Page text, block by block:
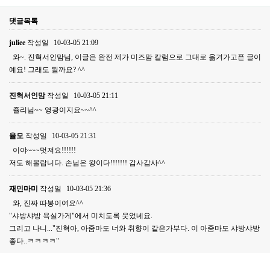
댓글목록
juliee 작성일
10-03-05 21:09
와~. 진혁서인맘님, 이글은 완전 제가 미즈맘 칼럼으로 그대로 옮겨가고픈 글이
예요! 그래도 될까요? ^^
진혁서인맘 작성일
10-03-05 21:11
쥴리님~~ 영광이지요~~^^
율모 작성일
10-03-05 21:31
이야~~~멋져요!!!!!!
저도 해볼랍니다. 손님은 왕이다!!!!!!! 감사감사^^
재민마미 작성일
10-03-05 21:36
와, 진짜 따봉이여요^^
"샤방샤방 욕실가게"에서 미치도록 웃었네요.
그리고 나니..."진혁아, 아줌마도 너와 취향이 같은가부다. 이 아줌마도 샤방샤방
좋다..ㅋㅋㅋㅋ"